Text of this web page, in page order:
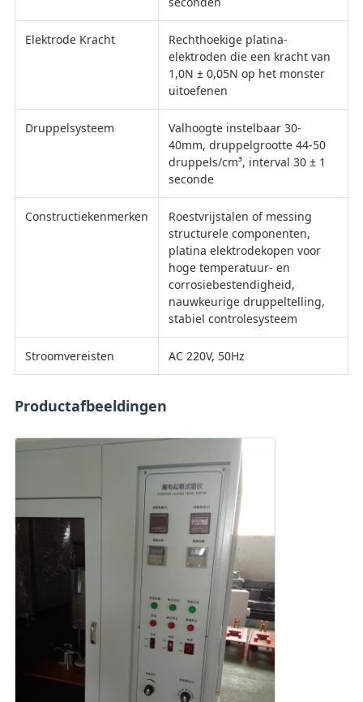
Elektrode Kracht
Rechthoekige platina-
elektroden die een kracht van
1,0N ± 0,05N op het monster
uitoefenen
Druppelsysteem
Valhoogte instelbaar 30-
40mm, druppelgrootte 44-50
druppels/cm³, interval 30 ± 1
seconde
Constructiekenmerken
Roestvrijstalen of messing
structurele componenten,
platina elektrodekopen voor
hoge temperatuur- en
corrosiebestendigheid,
nauwkeurige druppeltelling,
stabiel controlesysteem
Stroomvereisten AC 220V, 50Hz
Productafbeeldingen